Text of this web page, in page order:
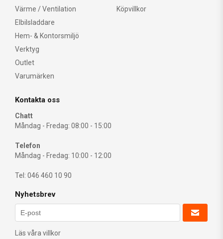
Värme / Ventilation
Elbilsladdare
Hem- & Kontorsmiljö
Verktyg
Outlet
Varumärken
Köpvillkor
Kontakta oss
Chatt
Måndag - Fredag: 08:00 - 15:00
Telefon
Måndag - Fredag: 10:00 - 12:00
Tel: 046 460 10 90
Nyhetsbrev
Läs våra villkor